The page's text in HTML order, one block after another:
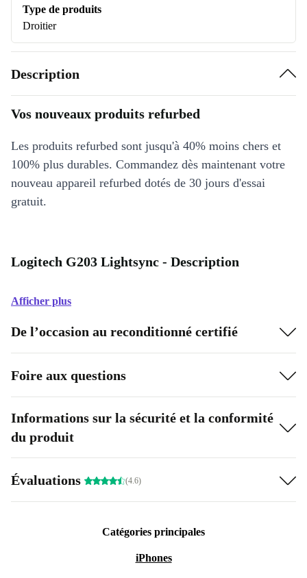
Type de produits
Droitier
Description
Vos nouveaux produits refurbed
Les produits refurbed sont jusqu'à 40% moins chers et
100% plus durables. Commandez dès maintenant votre
nouveau appareil refurbed dotés de 30 jours d'essai
gratuit.
Logitech G203 Lightsync - Description
Afficher plus
De l’occasion au reconditionné certifié
Foire aux questions
Informations sur la sécurité et la conformité
du produit
Évaluations (4.6)
Catégories principales
iPhones